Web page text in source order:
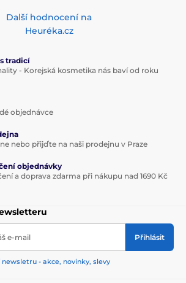
Další hodnocení na
Heuréka.cz
tradicí
- Korejská kosmetika nás baví od roku
objednávce
nebo přijďte na naši prodejnu v Praze
objednávky
a doprava zdarma při nákupu nad 1690 Kč
e-mail Přihlásit
- akce, novinky, slevy